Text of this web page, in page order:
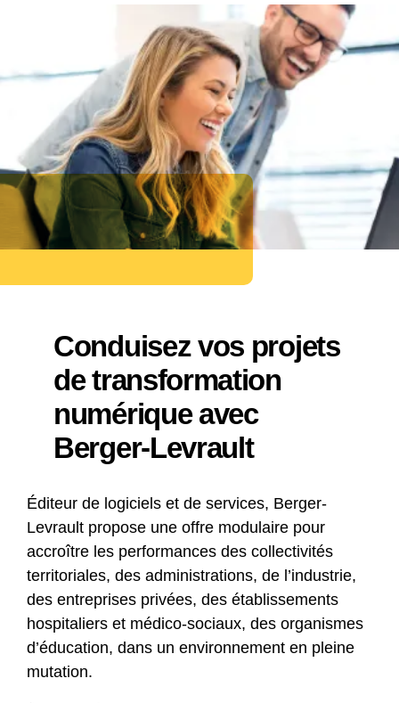
Conduisez vos projets
de transformation
numérique avec
Berger-Levrault
Éditeur de logiciels et de services, Berger-
Levrault propose une offre modulaire pour
accroître les performances des collectivités
territoriales, des administrations, de l’industrie,
des entreprises privées, des établissements
hospitaliers et médico-sociaux, des organismes
d’éducation, dans un environnement en pleine
mutation.